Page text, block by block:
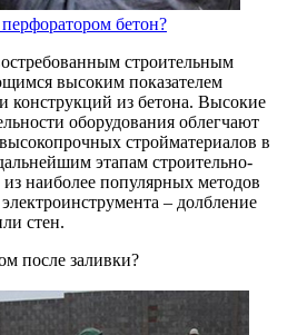
бетон?
строительным
высоким показателем
конструкций из бетона. Высокие
оборудования облегчают
стройматериалов в
этапам строительно-
наиболее популярных методов
– долбление
стен.
после заливки?